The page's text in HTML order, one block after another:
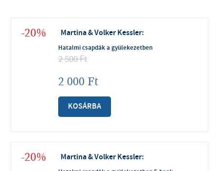
-20% Martina & Volker Kessler:
Hatalmi csapdák a gyülekezetben
2 500Ft
2 000 Ft
KOSÁRBA
-20% Martina & Volker Kessler: